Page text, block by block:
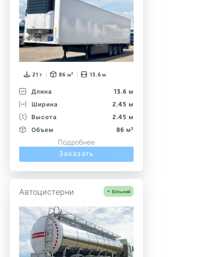
21 т 86 м³ 13.6 м
Длина
13.6 м
Ширина
2.45 м
Высота
2.45 м
Объем
86 м³
Подробнее
Заказать
Автоцистерни Вільний